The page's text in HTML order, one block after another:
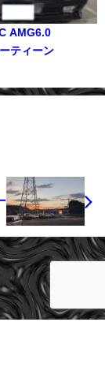
AMG6.0
ティーン